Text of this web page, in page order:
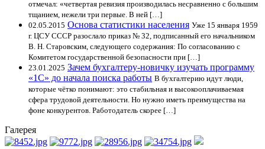
отмечал: «четвертая ревизия производилась несравненно с большим
тщанием, нежели три первые. В ней […]
02.05.2015 Основа статистики населения Уже 15 января 1959
г. ЦСУ СССР разослало приказ № 32, подписанный его начальником
В. Н. Старовским, следующего содержания: По согласованию с
Комитетом государственной безопасности при […]
23.01.2025 Зачем бухгалтеру-новичку изучать программу
«1С» до начала поиска работы В бухгалтерию идут люди,
которые чётко понимают: это стабильная и высокооплачиваемая
сфера трудовой деятельности. Но нужно иметь преимущества на
фоне конкурентов. Работодатель скорее […]
Галерея